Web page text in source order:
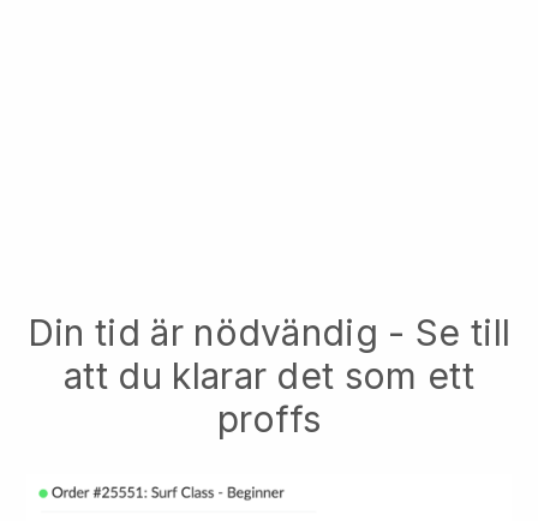
Din tid är nödvändig - Se till
att du klarar det som ett
proffs